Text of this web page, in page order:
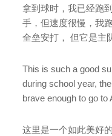
拿到球时，我已经跑
手，但速度很慢，我
全垒安打， 但它是主
This is such a good
during school year,
brave enough to go to
这里是一个如此美好